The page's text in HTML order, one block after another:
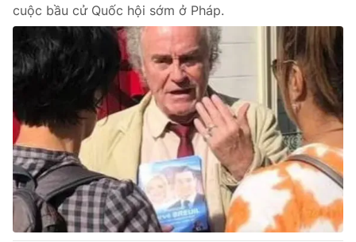
Pháp luật
Y tế
Thế giới
Tin tức
Thế giới đó đây
Câu chuyện quốc tế
Kinh tế
Tài chính
Thị trường
Dữ liệu và đời sống
cuộc bầu cử Quốc hội sớm ở Pháp.